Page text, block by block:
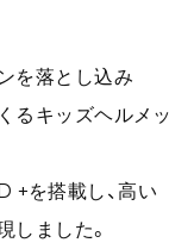
を落とし込み
るキッズヘルメッ
を搭載し、高い
しました。